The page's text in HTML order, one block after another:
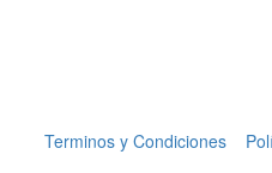
Terminos y Condiciones